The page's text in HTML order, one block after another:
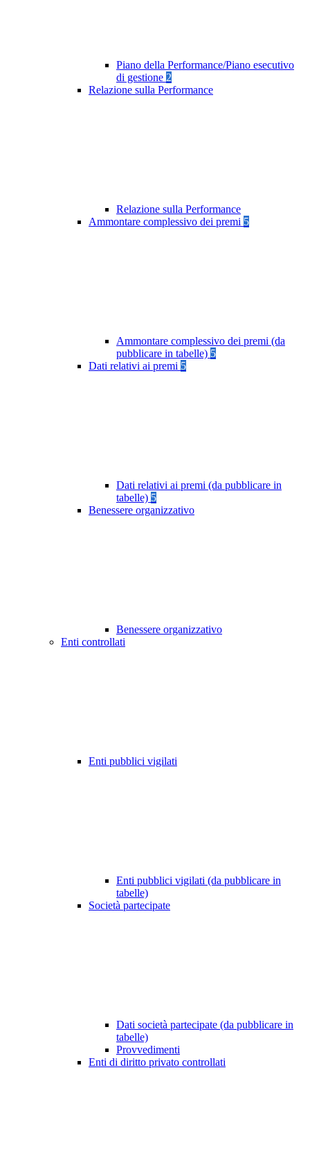
Piano della Performance/Piano esecutivo
di gestione 2
Relazione sulla Performance
Relazione sulla Performance
Ammontare complessivo dei premi 5
Ammontare complessivo dei premi (da
pubblicare in tabelle) 5
Dati relativi ai premi 5
Dati relativi ai premi (da pubblicare in
tabelle) 5
Benessere organizzativo
Benessere organizzativo
Enti controllati
Enti pubblici vigilati
Enti pubblici vigilati (da pubblicare in
tabelle)
Società partecipate
Dati società partecipate (da pubblicare in
tabelle)
Provvedimenti
Enti di diritto privato controllati